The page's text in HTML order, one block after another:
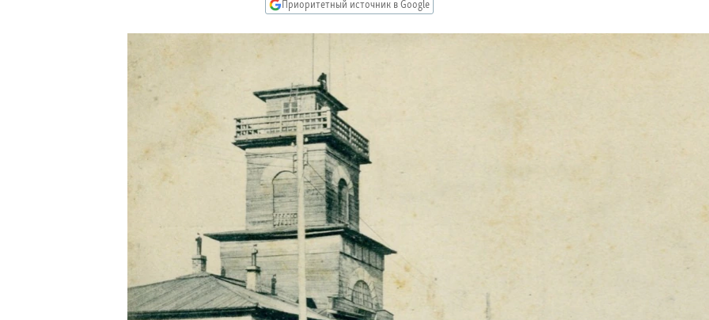
ПОДПИШИТЕСЬ НА РАССЫЛКУ
Приоритетный источник в Google